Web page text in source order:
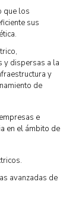
que los
sus
y dispersas a la
y
de
e
en el ámbito de
avanzadas de